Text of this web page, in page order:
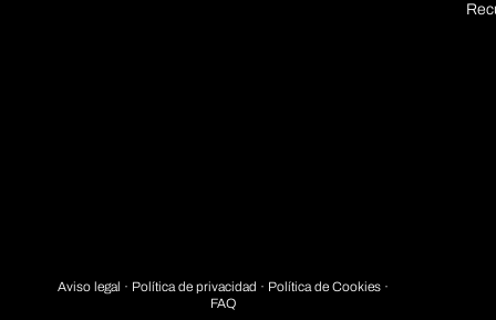
Aviso legal · Política de privacidad · Política de Cookies ·
FAQ